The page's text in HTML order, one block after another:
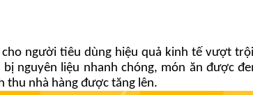
người tiêu dùng hiệu quả kinh tế vượt
nguyên liệu nhanh chóng, món ăn được
thu nhà hàng được tăng lên.